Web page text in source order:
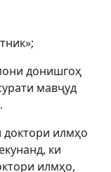
донишгоҳ
мавҷуд
илмҳо
ки
илмҳо,